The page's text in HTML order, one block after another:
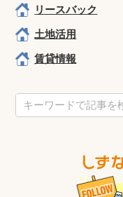
リースバック
土地活用
賃貸情報